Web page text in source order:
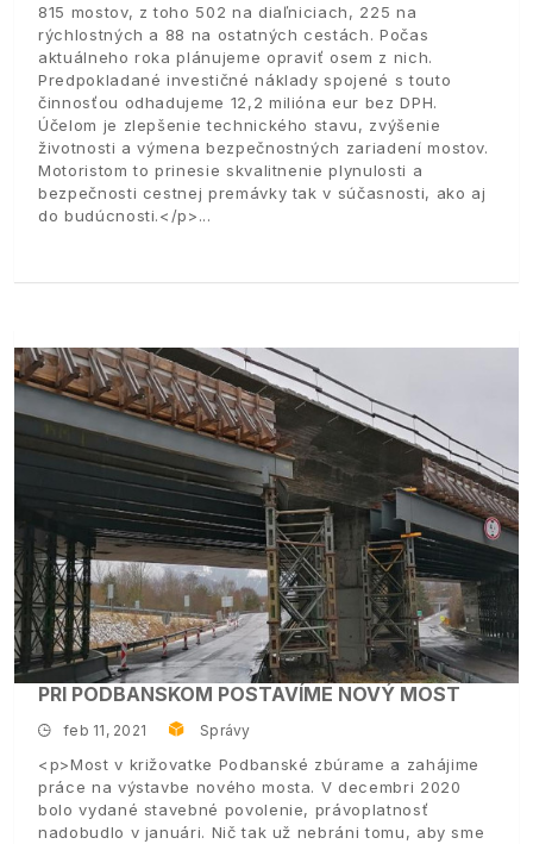
815 mostov, z toho 502 na diaľniciach, 225 na
rýchlostných a 88 na ostatných cestách. Počas
aktuálneho roka plánujeme opraviť osem z nich.
Predpokladané investičné náklady spojené s touto
činnosťou odhadujeme 12,2 milióna eur bez DPH.
Účelom je zlepšenie technického stavu, zvýšenie
životnosti a výmena bezpečnostných zariadení mostov.
Motoristom to prinesie skvalitnenie plynulosti a
bezpečnosti cestnej premávky tak v súčasnosti, ako aj
do budúcnosti.</p>
PRI PODBANSKOM POSTAVÍME NOVÝ MOST
feb 11, 2021 Správy
<p>Most v križovatke Podbanské zbúrame a zahájime
práce na výstavbe nového mosta. V decembri 2020
bolo vydané stavebné povolenie, právoplatnosť
nadobudlo v januári. Nič tak už nebráni tomu, aby sme